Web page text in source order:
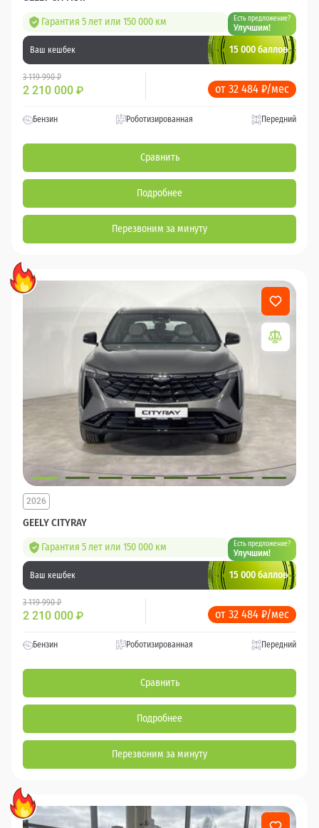
Гарантия 5 лет или 150 000 км Есть предложение?
Улучшим!
Ваш кешбек 15 000 баллов
3 119 990 ₽
2 210 000 ₽ от 32 484 ₽/мес
Бензин Роботизированная Передний
Сравнить
Подробнее
Перезвоним за минуту
GEELY CITYRAY
2026
Гарантия 5 лет или 150 000 км Есть предложение?
Улучшим!
Ваш кешбек 15 000 баллов
3 119 990 ₽
2 210 000 ₽ от 32 484 ₽/мес
Бензин Роботизированная Передний
Сравнить
Подробнее
Перезвоним за минуту